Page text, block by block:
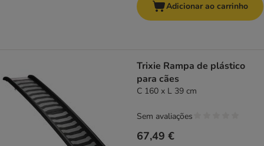
Adicionar ao carrinho
Trixie Rampa de plástico
para cães
C 160 x L 39 cm
67,49 €
Sem avaliações